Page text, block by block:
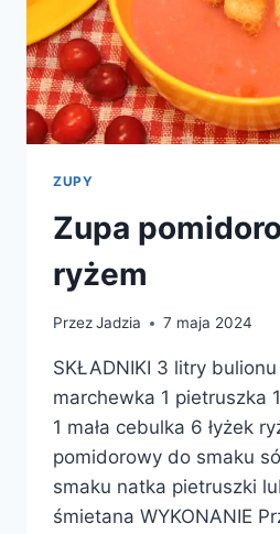
ZUPY
Zupa
ryżem
PrzezJadzia 7 maja 2024
SKŁADNIKI 3 litry
marchewka 1 pietruszka
1 mała cebulka 6 łyżek
pomidorowy do smaku
smaku natka pietruszki
śmietana WYKONANIE